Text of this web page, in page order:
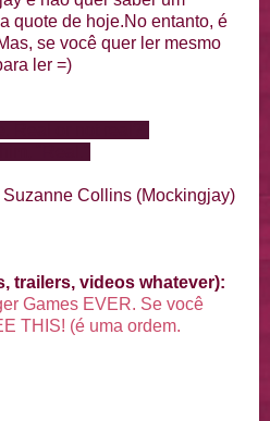
quote de hoje.No entanto, é
se você quer ler mesmo
ler =)
Collins (Mockingjay)
trailers, videos whatever):
Games EVER. Se você
THIS! (é uma ordem.